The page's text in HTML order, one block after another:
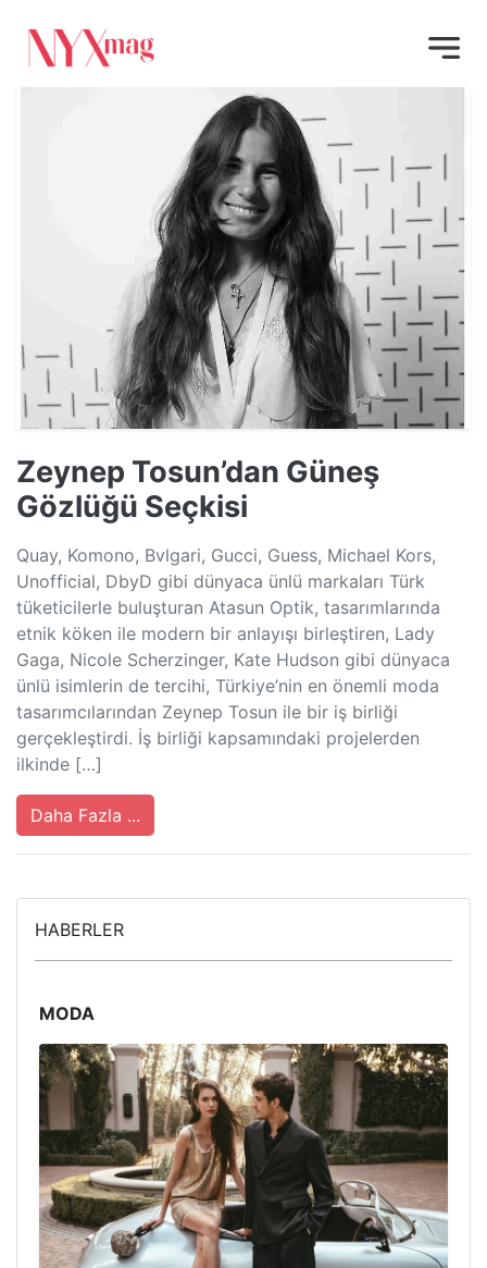
Zeynep Tosun’dan Güneş
Gözlüğü Seçkisi
Quay, Komono, Bvlgari, Gucci, Guess, Michael Kors,
Unofficial, DbyD gibi dünyaca ünlü markaları Türk
tüketicilerle buluşturan Atasun Optik, tasarımlarında
etnik köken ile modern bir anlayışı birleştiren, Lady
Gaga, Nicole Scherzinger, Kate Hudson gibi dünyaca
ünlü isimlerin de tercihi, Türkiye’nin en önemli moda
tasarımcılarından Zeynep Tosun ile bir iş birliği
gerçekleştirdi. İş birliği kapsamındaki projelerden
ilkinde […]
Daha Fazla ...
HABERLER
MODA